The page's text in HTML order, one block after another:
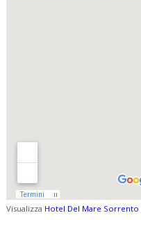
Visualizza Hotel Del Mare Sorrento